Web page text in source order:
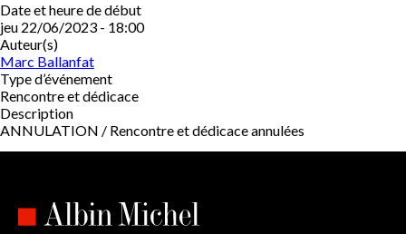
Date et heure de début
jeu 22/06/2023 - 18:00
Auteur(s)
Marc Ballanfat
Type d’événement
Rencontre et dédicace
Description
ANNULATION / Rencontre et dédicace annulées